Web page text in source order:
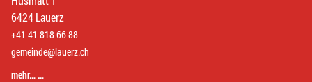
6424 Lauerz
+41 41 818 66 88
gemeinde@lauerz.ch
mehr… …